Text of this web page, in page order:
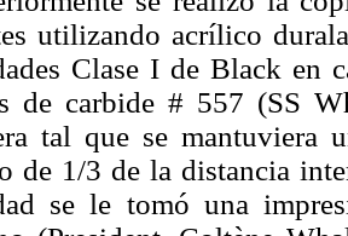
utilizando acrílico
Clase I de Black en
de carbide # 557 (SS
tal que se mantuviera
de 1/3 de la distancia
se le tomó una